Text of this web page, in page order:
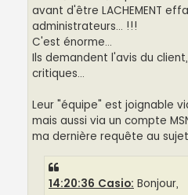
avant d'être LACHEMENT
administrateurs... !!!
C'est énorme...
Ils demandent l'avis du
critiques...
Leur "équipe" est joignable
mais aussi via un compte
ma dernière requête au
14:20:36 Casio: Bonjour,